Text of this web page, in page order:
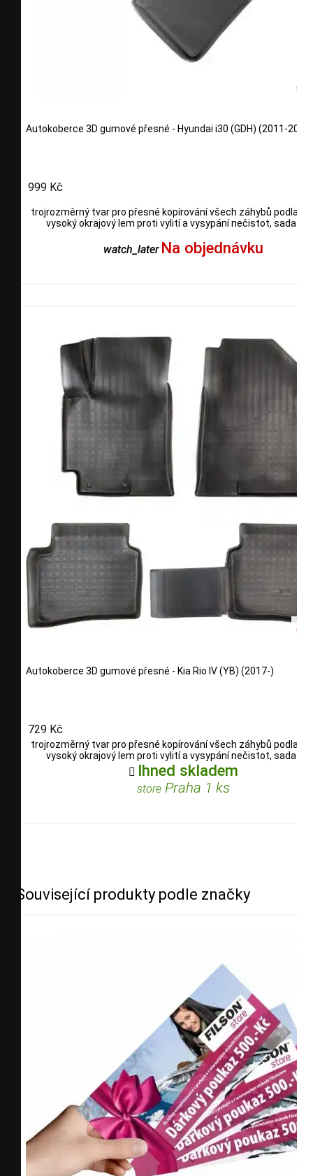
Autokoberce 3D gumové přesné - Hyundai i30 (GDH) (2011-2017)
999 Kč
trojrozměrný tvar pro přesné kopírování všech záhybů podlahy,
vysoký okrajový lem proti vylití a vysypání nečistot, sada 4
watch_later Na objednávku
Autokoberce 3D gumové přesné - Kia Rio IV (YB) (2017-)
729 Kč
trojrozměrný tvar pro přesné kopírování všech záhybů podlahy,
vysoký okrajový lem proti vylití a vysypání nečistot, sada 4
 Ihned skladem
storePraha 1 ks
Související produkty podle značky